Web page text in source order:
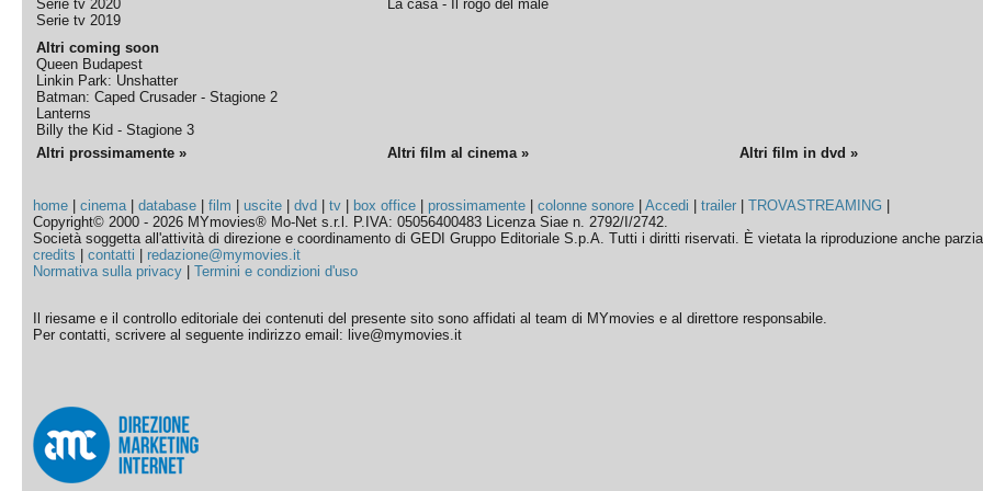
Serie tv 2020
Serie tv 2019
Altri coming soon
Queen Budapest
Linkin Park: Unshatter
Batman: Caped Crusader - Stagione 2
Lanterns
Billy the Kid - Stagione 3
La casa - Il rogo del male
Altri prossimamente » Altri film al cinema » Altri film in dvd »
home |cinema|database |film |uscite |dvd |tv box office prossimamente |colonne sonore |Accedi |trailer |TROVASTREAMING
Copyright© 2000 - 2026 MYmovies® Mo-Net s.r.l. P.IVA: 05056400483 Licenza Siae n. 2792/I/2742.
Società soggetta all'attività di direzione e coordinamento di GEDI Gruppo Editoriale S.p.A. Tutti i diritti riservati. È vietata la riproduzione anche
credits |contatti
redazione@mymovies.it
Normativa sulla privacy |Termini e condizioni d'uso
Il riesame e il controllo editoriale dei contenuti del presente sito sono affidati al team di MYmovies e al direttore responsabile.
Per contatti, scrivere al seguente indirizzo email: live@mymovies.it